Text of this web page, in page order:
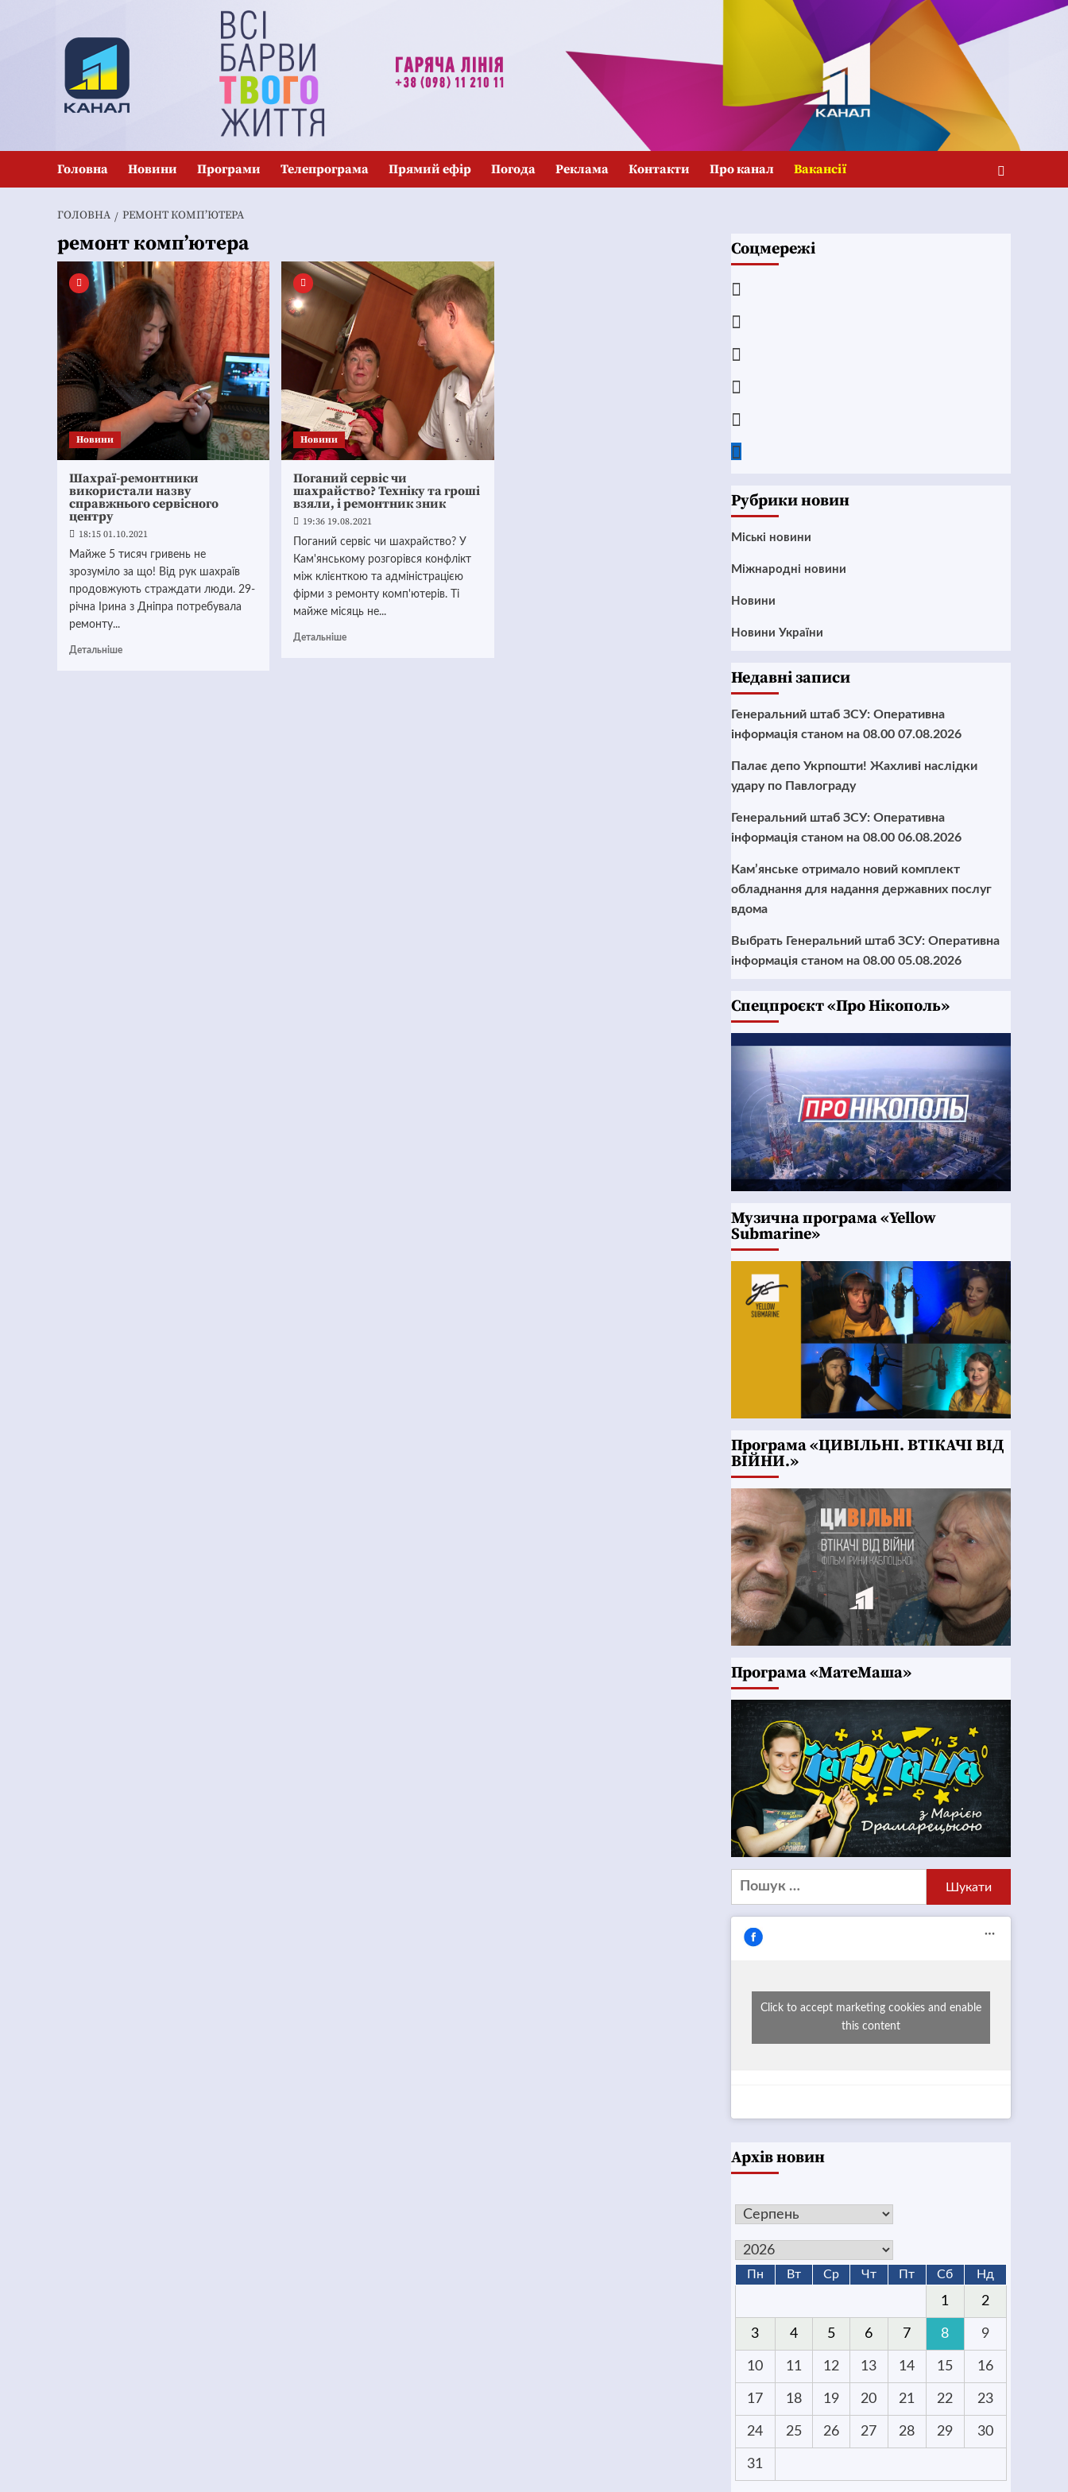
Головна Новини Програми Телепрограма Прямий ефір Погода Реклама Контакти Про канал Вакансії
ГОЛОВНА РЕМОНТ КОМП’ЮТЕРА
ремонт комп’ютера
Новини
Шахраї-ремонтники
використали назву
справжнього сервісного
центру
18:15 01.10.2021
Майже 5 тисяч гривень не
зрозуміло за що! Від рук шахраїв
продовжують страждати люди. 29-
річна Ірина з Дніпра потребувала
ремонту...
Детальніше
Новини
Поганий сервіс чи
шахрайство? Техніку та гроші
взяли, і ремонтник зник
19:36 19.08.2021
Поганий сервіс чи шахрайство? У
Кам'янському розгорівся конфлікт
між клієнткою та адміністрацією
фірми з ремонту комп'ютерів. Ті
майже місяць не...
Детальніше
Соцмережі
Рубрики новин
Mіські новини
Міжнародні новини
Новини
Новини України
Недавні записи
Генеральний штаб ЗСУ: Оперативна
інформація станом на 08.00 07.08.2026
Палає депо Укрпошти! Жахливі наслідки
удару по Павлограду
Генеральний штаб ЗСУ: Оперативна
інформація станом на 08.00 06.08.2026
Кам’янське отримало новий комплект
обладнання для надання державних послуг
вдома
Выбрать Генеральний штаб ЗСУ: Оперативна
інформація станом на 08.00 05.08.2026
Cпецпроєкт «Про Нікополь»
Музична програма «Yellow
Submarine»
Програма «ЦИВІЛЬНІ. ВТІКАЧІ ВІД
ВІЙНИ.»
Програма «МатеМаша»
Пошук:
Click to accept marketing cookies and enable
this content
Архів новин
Пн Вт Ср Чт Пт Сб Нд
1 2
3 4 5 6 7 8 9
10 11 12 13 14 15 16
17 18 19 20 21 22 23
24 25 26 27 28 29 30
31